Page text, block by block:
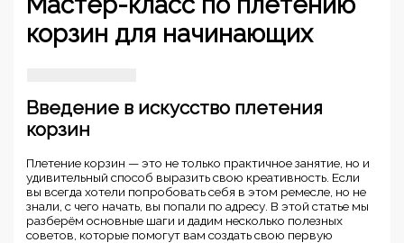
корзин для начинающих
Введение в искусство плетения
корзин
Плетение корзин — это не только практичное занятие, но и
удивительный способ выразить свою креативность. Если
вы всегда хотели попробовать себя в этом ремесле, но не
знали, с чего начать, вы попали по адресу. В этой статье мы
разберём основные шаги и дадим несколько полезных
советов, которые помогут вам создать свою первую